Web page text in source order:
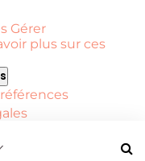
Gérer
plus sur ces